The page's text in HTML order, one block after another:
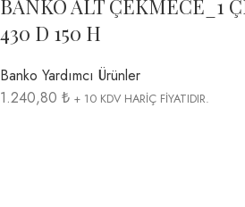
BANKO ALT ÇEKMECE_1
430 D 150 H
Banko Yardımcı Ürünler
1.240,80 ₺ + 10 KDV HARİÇ FİYATIDIR.